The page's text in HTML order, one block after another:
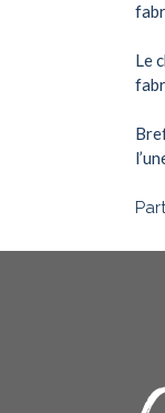
Le